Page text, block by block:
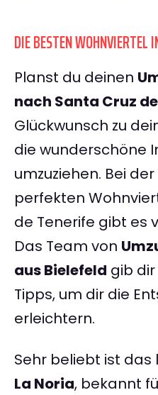
DIE BESTEN WOHNVIERTEL
Planst du deinen
nach Santa Cruz
Glückwunsch zu
die wunderschöne
umzuziehen. Bei
perfekten
de Tenerife gibt es
Das Team von
aus Bielefeld gib
Tipps, um dir die
erleichtern.
Sehr beliebt ist
La Noria, bekannt